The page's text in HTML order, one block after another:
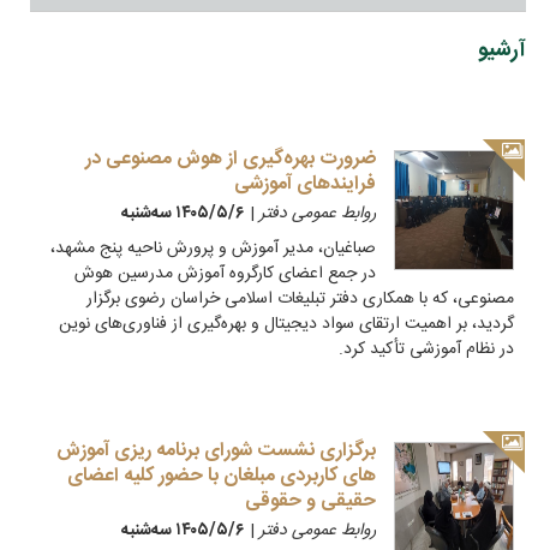
آرشیو
ضرورت بهره‌گیری از هوش مصنوعی در
فرایندهای آموزشی
روابط عمومی دفتر| ۱۴۰۵/۵/۶ سه‌شنبه
صباغیان، مدیر آموزش و پرورش ناحیه پنج مشهد،
در جمع اعضای کارگروه آموزش مدرسین هوش
مصنوعی، که با همکاری دفتر تبلیغات اسلامی خراسان رضوی برگزار
گردید، بر اهمیت ارتقای سواد دیجیتال و بهره‌گیری از فناوری‌های نوین
در نظام آموزشی تأکید کرد.
برگزاری نشست شورای برنامه ریزی آموزش
های کاربردی مبلغان با حضور کلیه اعضای
حقیقی و حقوقی
روابط عمومی دفتر| ۱۴۰۵/۵/۶ سه‌شنبه